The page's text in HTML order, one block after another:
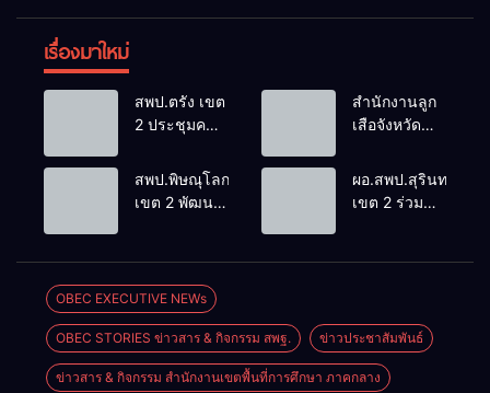
เรื่องมาใหม่
สพป.ตรัง เขต
2 ประชุมคณะ
บริหารเงินทุน
การศึกษา 60
2569
สำนักงานลูก
เสือจังหวัด
กิจกรรมลูก
เสือ เนตรนารี
ประโยชน์
อาลัยสมเด็จ
พระพันปี
หลวง”
สพป.พิษณุโลก
เขต 2 พัฒนา
ศึกษายุคใหม่
ผอ.สพป.สุรินทร์
เขต 2 ร่วมขับ
การย้าย-โอน
ข้าราชการ
ครูฯ ร่วมกับ
OBEC EXECUTIVE NEWs
OBEC STORIES ข่าวสาร & กิจกรรม สพฐ. ข่าวประชาสัมพันธ์
ข่าวสาร & กิจกรรม สำนักงานเขตพื้นที่การศึกษา ภาคกลาง